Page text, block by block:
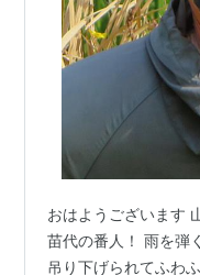
おはようございます
苗代の番人！ 雨を弾
吊り下げられてふわ